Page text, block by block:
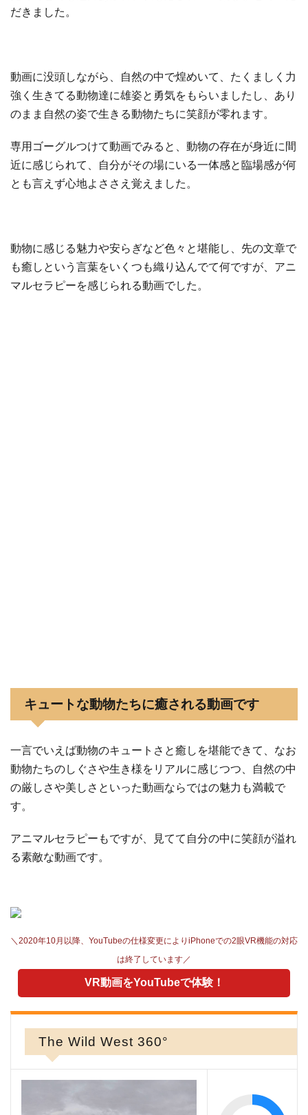
だきました。
動画に没頭しながら、自然の中で煌めいて、たくましく力
強く生きてる動物達に雄姿と勇気をもらいましたし、あり
のまま自然の姿で生きる動物たちに笑顔が零れます。
専用ゴーグルつけて動画でみると、動物の存在が身近に間
近に感じられて、自分がその場にいる一体感と臨場感が何
とも言えず心地よささえ覚えました。
動物に感じる魅力や安らぎなど色々と堪能し、先の文章で
も癒しという言葉をいくつも織り込んでて何ですが、アニ
マルセラピーを感じられる動画でした。
キュートな動物たちに癒される動画です
一言でいえば動物のキュートさと癒しを堪能できて、なお
動物たちのしぐさや生き様をリアルに感じつつ、自然の中
の厳しさや美しさといった動画ならではの魅力も満載で
す。
アニマルセラピーもですが、見てて自分の中に笑顔が溢れ
る素敵な動画です。
＼2020年10月以降、YouTubeの仕様変更によりiPhoneでの2眼VR機能の対応
は終了しています／
VR動画をYouTubeで体験！
The Wild West 360°